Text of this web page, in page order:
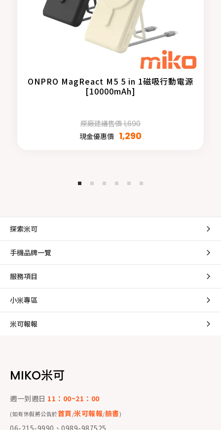
ONPRO MagReact M5 5 in 1磁吸行動電源
[10000mAh]
原廠建議售價 1,690
現金優惠價 1,290
探索米可
手機品牌一覽
服務項目
小米專區
米可報報
MIKO米可
週一到週日 11：00~21：00
(如有休假將公告於首頁/米可報報/臉書)
06-215-9990、0989-987525